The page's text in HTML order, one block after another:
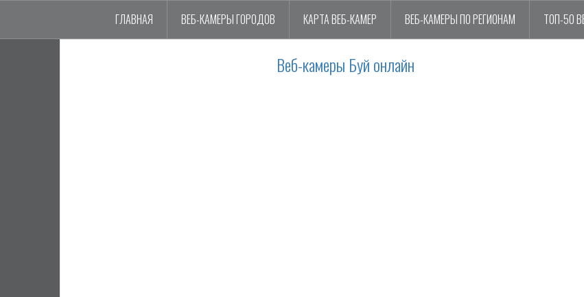
ГЛАВНАЯ ВЕБ-КАМЕРЫ ГОРОДОВ КАРТА ВЕБ-КАМЕР ВЕБ-КАМЕРЫ ПО РЕГИОНАМ ТОП-50
Веб-камеры Буй онлайн